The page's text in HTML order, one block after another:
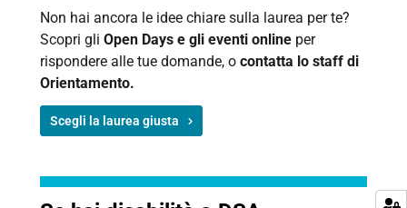
Non hai ancora le idee chiare sulla laurea per te?
Scopri gli Open Days e gli eventi online per
rispondere alle tue domande, o contatta lo staff di
Orientamento.
Scegli la laurea giusta